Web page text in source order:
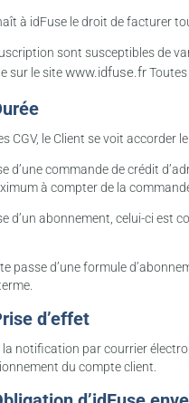
à idFuse le droit de facturer
sont susceptibles de
sur le site www.idfuse.fr
CGV, le Client se voit accorder
d’une commande de crédit
à compter de la
d’un abonnement, celui-ci est
passe d’une formule
d’effet
la notification par courrier
du compte client.